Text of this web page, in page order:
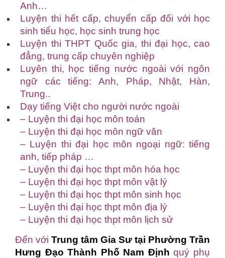
Anh…
Luyện thi hết cấp, chuyển cấp đối với học
sinh tiểu học, học sinh trung học
Luyện thi THPT Quốc gia, thi đại học, cao
đẳng, trung cấp chuyên nghiệp
Luyên thi, học tiếng nước ngoài với ngôn
ngữ các tiếng: Anh, Pháp, Nhật, Hàn,
Trung..
Dạy tiếng Việt cho người nước ngoài
– Luyện thi đại học môn toán
– Luyện thi đại học môn ngữ văn
– Luyện thi đại học môn ngoại ngữ: tiếng
anh, tiếp pháp …
– Luyện thi đại học thpt môn hóa học
– Luyện thi đại học thpt môn vật lý
– Luyện thi đại học thpt môn sinh học
– Luyện thi đại học thpt môn địa lý
– Luyện thi đại học thpt môn lịch sử
Đến với Trung tâm Gia Sư tại Phường Trần
Hưng Đạo Thành Phố Nam Định quý phụ